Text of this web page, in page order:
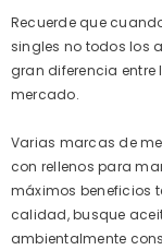
Recuerde que
singles no todos los
gran diferencia
mercado.
Varias marcas de
con rellenos para
máximos beneficios
calidad, busque
ambientalmente